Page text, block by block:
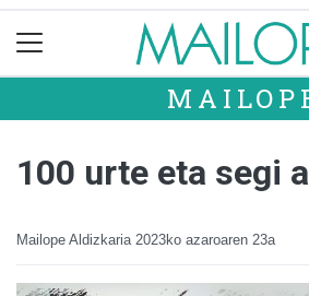
100 urte eta segi
Mailope Aldizkaria 2023ko azaroaren 23a